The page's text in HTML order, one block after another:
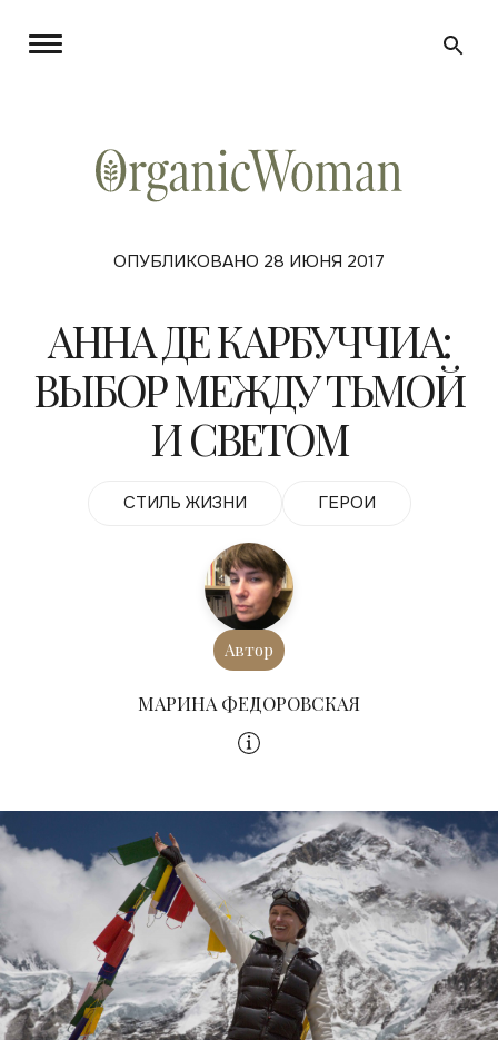
ОПУБЛИКОВАНО 28 ИЮНЯ 2017
АННА ДЕ КАРБУЧЧИА:
ВЫБОР МЕЖДУ ТЬМОЙ
И СВЕТОМ
СТИЛЬ ЖИЗНИ ГЕРОИ
Автор
МАРИНА ФЕДОРОВСКАЯ